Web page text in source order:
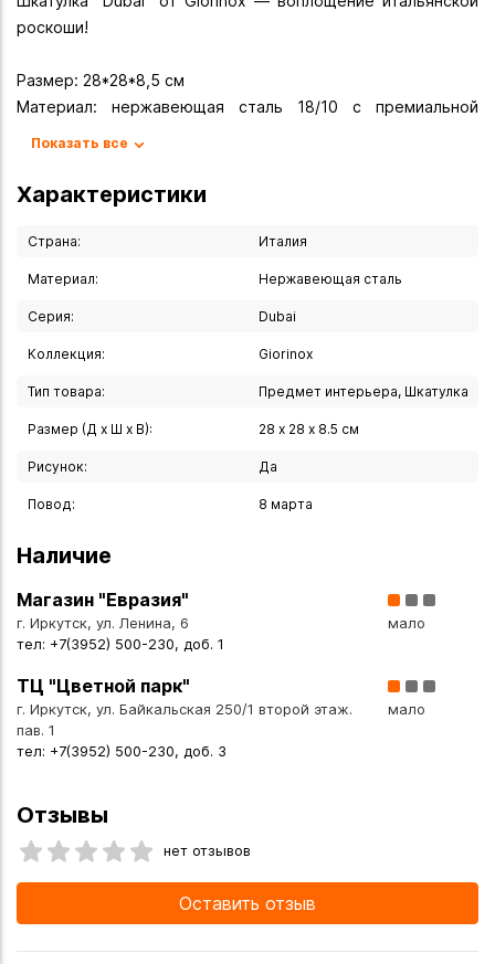
роскоши!
Размер: 28*28*8,5 см
Материал: нержавеющая сталь 18/10 с премиальной
Шкатулка "Dubai" — это не просто хранилище для
драгоценностей, а самостоятельный предмет интерьера,
владельца. Созданная итальянскими мастерами бренда
Giorinox, она сочетает в себе безупречное качество,
изысканный дизайн и функциональность.
Ключевые особенности!
Премиальные материалы. Изготовлена из
устойчивой к коррозии и сохраняющей первозданный
блеск десятилетиями.
Изысканная отделка. Сочетание полированных и матовых
визуальный контраст и тактильно приятную текстуру.
форма обеспечивают удобство использования и
надёжную защиту содержимого.
мелочи, документы или ценные аксессуары.
многолетнее использование без потери эстетических и
функциональных качеств.
Показать все
Характеристики
Страна: Италия
Материал: Нержавеющая сталь
Серия: Dubai
Коллекция: Giorinox
Тип товара: Предмет интерьера, Шкатулка
Размер (Д х Ш х В): 28 х 28 х 8.5 см
Рисунок: Да
Повод: 8 марта
Наличие
Магазин "Евразия"
г. Иркутск, ул. Ленина, 6
тел: +7(3952) 500-230, доб. 1
мало
ТЦ "Цветной парк"
г. Иркутск, ул. Байкальская 250/1 второй этаж.
пав. 1
тел: +7(3952) 500-230, доб. 3
мало
Отзывы
нет отзывов
Оставить отзыв